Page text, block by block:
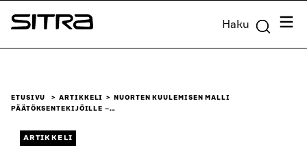
Siirry
suoraan
Sitra Haku
ETUSIVU ARTIKKELI
NUORTEN KUULEMISEN MALLI
PÄÄTÖKSENTEKIJÖILLE –…
ARTIKKELI